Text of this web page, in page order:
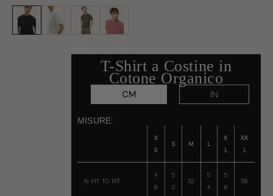
T-Shirt a Costine in
Cotone Organico
CM IN
MISURE:
X
S
S M L
X
L
XX
L
A) PIT TO PIT
4
8
5
0
52
5
4
5
6
58